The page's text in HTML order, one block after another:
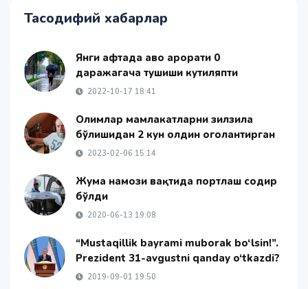
Тасодифий хабарлар
Янги ҳафтада ҳаво ҳарорати 0
даражагача тушиши кутиляпти
2022-10-17 18:41
Олимлар мамлакатларни зилзила
бўлишидан 2 кун олдин огоҳлантирган
2023-02-06 15:14
Жума намози вақтида портлаш содир
бўлди
2020-06-13 19:08
“Mustaqillik bayrami muborak bo‘lsin!”.
Prezident 31-avgustni qanday o‘tkazdi?
2019-09-01 19:50